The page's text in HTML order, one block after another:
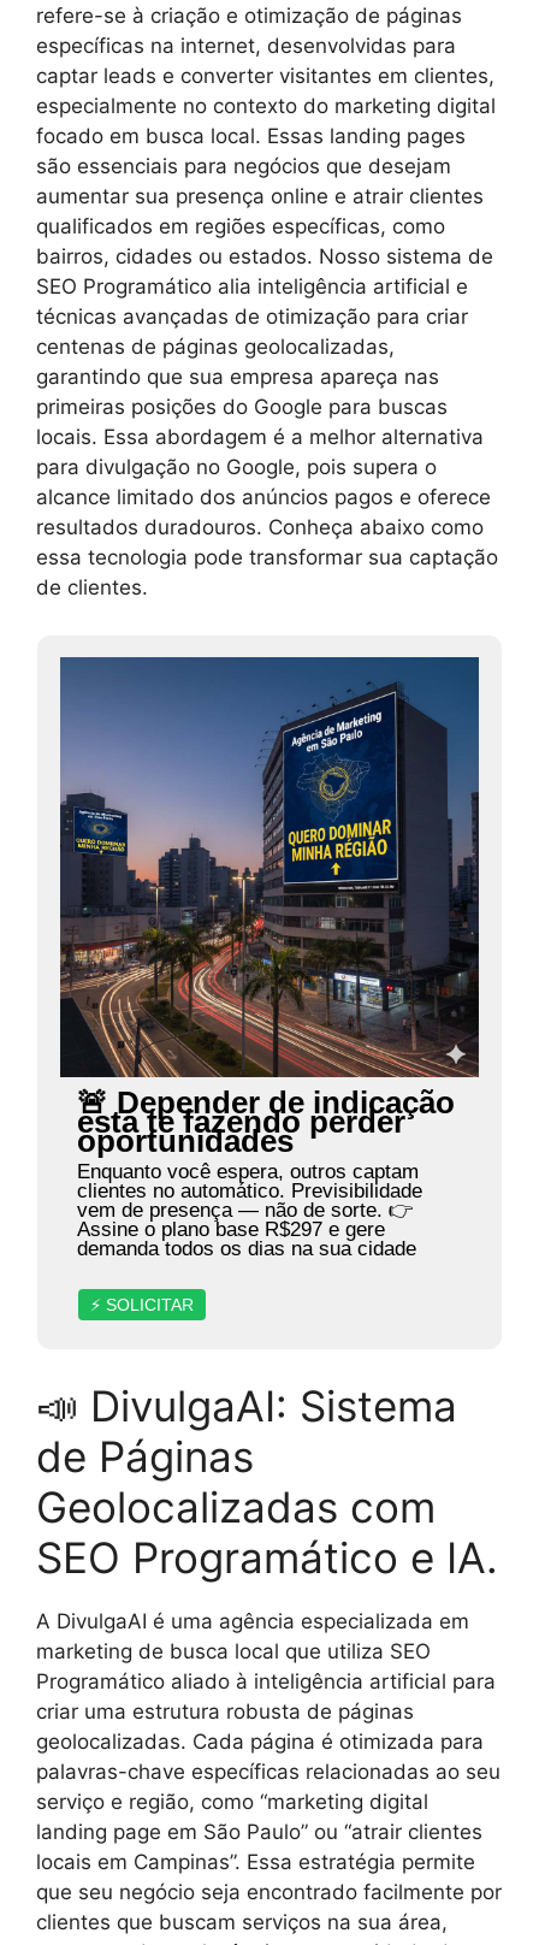
refere-se à criação e otimização de páginas
específicas na internet, desenvolvidas para
captar leads e converter visitantes em clientes,
especialmente no contexto do marketing digital
focado em busca local. Essas landing pages
são essenciais para negócios que desejam
aumentar sua presença online e atrair clientes
qualificados em regiões específicas, como
bairros, cidades ou estados. Nosso sistema de
SEO Programático alia inteligência artificial e
técnicas avançadas de otimização para criar
centenas de páginas geolocalizadas,
garantindo que sua empresa apareça nas
primeiras posições do Google para buscas
locais. Essa abordagem é a melhor alternativa
para divulgação no Google, pois supera o
alcance limitado dos anúncios pagos e oferece
resultados duradouros. Conheça abaixo como
essa tecnologia pode transformar sua captação
de clientes.
🚨 Depender de indicação
está te fazendo perder
oportunidades
Enquanto você espera, outros captam
clientes no automático. Previsibilidade
vem de presença — não de sorte. 👉
Assine o plano base R$297 e gere
demanda todos os dias na sua cidade
⚡ SOLICITAR
📣 DivulgaAI: Sistema
de Páginas
Geolocalizadas com
SEO Programático e IA.
A DivulgaAI é uma agência especializada em
marketing de busca local que utiliza SEO
Programático aliado à inteligência artificial para
criar uma estrutura robusta de páginas
geolocalizadas. Cada página é otimizada para
palavras-chave específicas relacionadas ao seu
serviço e região, como “marketing digital
landing page em São Paulo” ou “atrair clientes
locais em Campinas”. Essa estratégia permite
que seu negócio seja encontrado facilmente por
clientes que buscam serviços na sua área,